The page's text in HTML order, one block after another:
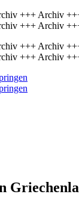
+++ Archiv
+++ Archiv
+++ Archiv
+++ Archiv